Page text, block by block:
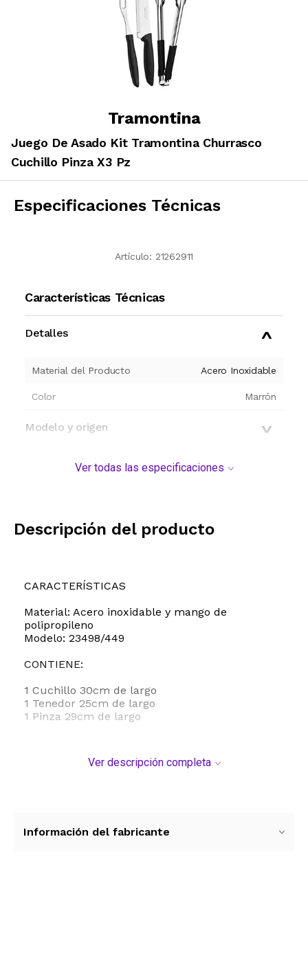
Tramontina
Juego De Asado Kit Tramontina Churrasco
Cuchillo Pinza X3 Pz
Especificaciones Técnicas
Artículo: 21262911
Características Técnicas
Detalles
Material del Producto Acero Inoxidable
Color Marrón
Modelo y origen
Ver todas las especificaciones
Descripción del producto
CARACTERÍSTICAS
Material: Acero inoxidable y mango de
polipropileno
Modelo: 23498/449
CONTIENE:
1 Cuchillo 30cm de largo
1 Tenedor 25cm de largo
1 Pinza 29cm de largo
Ver descripción completa
Información del fabricante